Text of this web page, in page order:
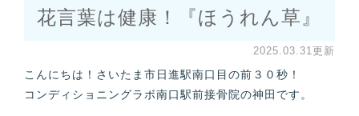
花言葉は健康！『ほうれん草』
2025.03.31更新
こんにちは！さいたま市日進駅南口目の前３０秒！
コンディショニングラボ南口駅前接骨院の神田です。